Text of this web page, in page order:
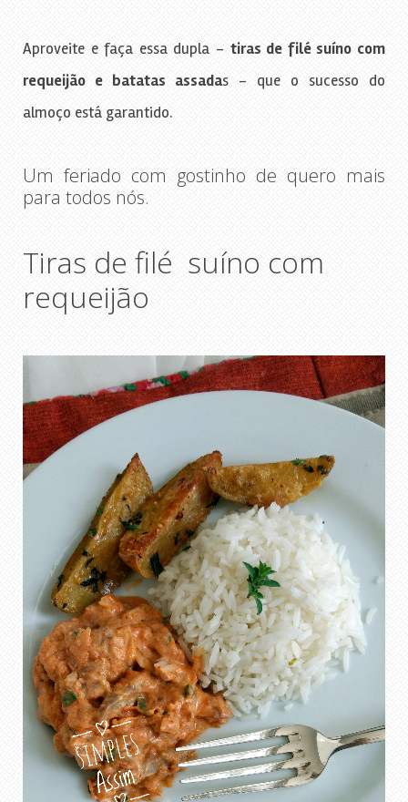
Aproveite e faça essa dupla – tiras de filé suíno com
requeijão e batatas assadas – que o sucesso do
almoço está garantido.
Um feriado com gostinho de quero mais
para todos nós.
Tiras de filé suíno com
requeijão